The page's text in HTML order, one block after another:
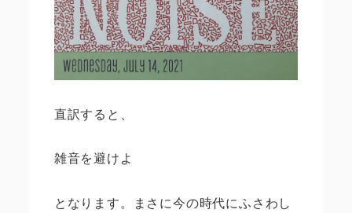
直訳すると、
雑音を避けよ
となります。まさに今の時代にふさわし